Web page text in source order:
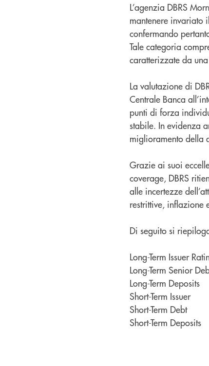
L’agenzia DBRS
mantenere invariato
confermando
Tale categoria
caratterizzate da
La valutazione di
Centrale Banca
punti di forza
stabile. In evidenza
miglioramento della
Grazie ai suoi
coverage, DBRS
alle incertezze
restrittive, inflazione
Di seguito si
Long-Term Issuer
Long-Term Senior
Long-Term
Short-Term
Short-Term
Short-Term